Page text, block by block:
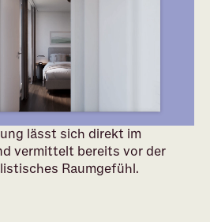
lässt sich direkt im
vermittelt bereits vor der
Raumgefühl.